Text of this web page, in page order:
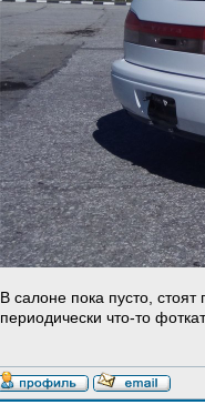
В салоне пока пусто,
периодически что-то